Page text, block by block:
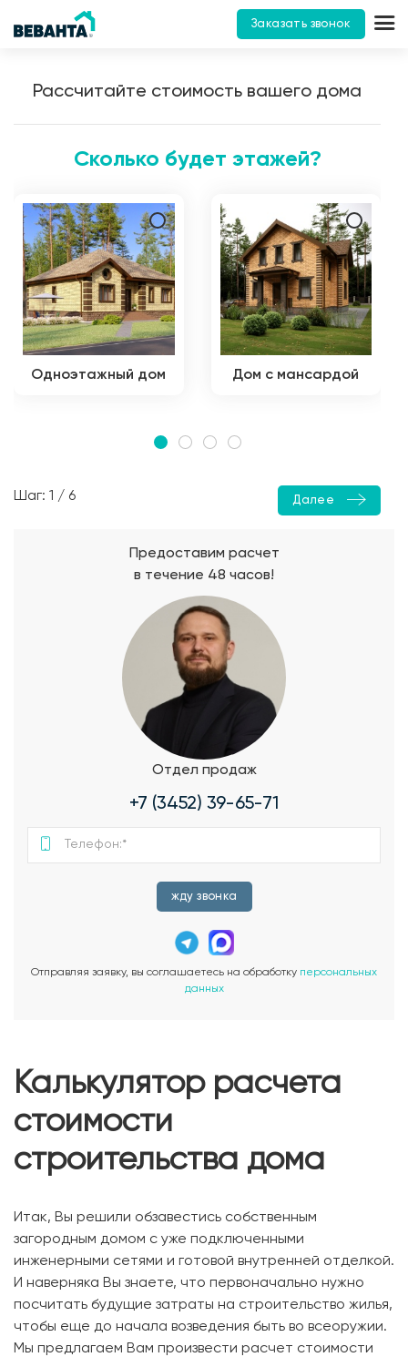
Заказать звонок
Рассчитайте стоимость вашего дома
Сколько будет этажей?
Одноэтажный дом Дом с мансардой
Шаг: 1 / 6 Далее
Предоставим расчет
в течение 48 часов!
Отдел продаж
+7 (3452) 39-65-71
жду звонка
Отправляя заявку, вы соглашаетесь на обработку персональных
данных
Калькулятор расчета
стоимости
строительства дома
Итак, Вы решили обзавестись собственным
загородным домом с уже подключенными
инженерными сетями и готовой внутренней отделкой.
И наверняка Вы знаете, что первоначально нужно
посчитать будущие затраты на строительство жилья,
чтобы еще до начала возведения быть во всеоружии.
Мы предлагаем Вам произвести расчет стоимости